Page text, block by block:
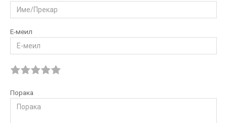
Е-меил
Порака